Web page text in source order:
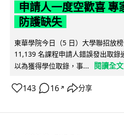
申請人一度空歡喜 專
防護缺失
東華學院今日（5 日）大學聯招放
11,139 名課程申請人錯誤發出取錄
以為獲得學位取錄，事...
閱讀全文
143 16 ↗ 分享